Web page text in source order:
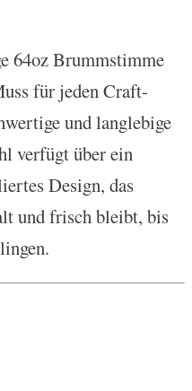
64oz Brummstimme
für jeden Craft-
und langlebige
verfügt über ein
Design, das
und frisch bleibt, bis